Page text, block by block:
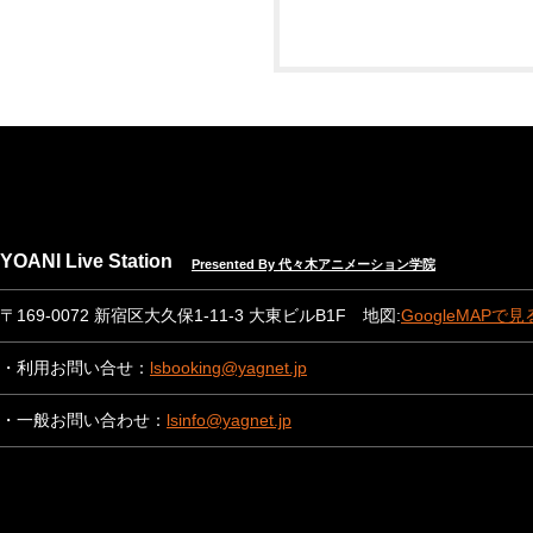
YOANI Live Station Presented By 代々木アニメーション学院
〒169-0072 新宿区大久保1-11-3 大東ビルB1F 地図:GoogleMAPで見
・利用お問い合せ： lsbooking@yagnet.jp
・一般お問い合わせ： lsinfo@yagnet.jp